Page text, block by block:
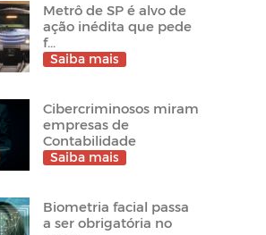
Metrô de SP é alvo de
ação inédita que pede
f...
Saiba mais
Cibercriminosos miram
empresas de
Contabilidade
Saiba mais
Biometria facial passa
a ser obrigatória no